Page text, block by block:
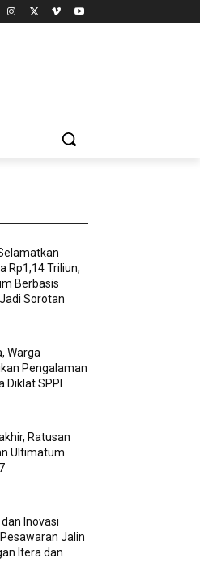
Rp1,14 Triliun,
Berbasis
Sorotan
Warga
Pengalaman
Diklat SPPI
Ratusan
Ultimatum
Inovasi
Jalin
Itera dan